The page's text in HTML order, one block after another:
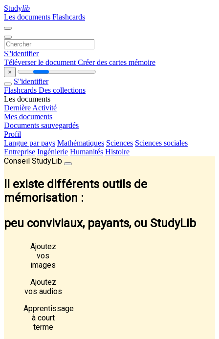
Studylib
Les documents Flashcards
S''identifier
Téléverser le document Créer des cartes mémoire
×
S''identifier
Flashcards Des collections
Les documents
Dernière Activité
Mes documents
Documents sauvegardés
Profil
Langue par pays Mathématiques Sciences Sciences sociales
Entreprise Ingénierie Humanités Histoire
Conseil StudyLib
Il existe différents outils de
mémorisation :
peu conviviaux, payants, ou StudyLib
Ajoutez
vos
images
Ajoutez
vos audios
Apprentissage
à court
terme